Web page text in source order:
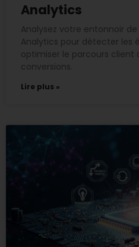
Analytics
Analysez votre entonnoir
Analytics pour détecter les
optimiser le parcours client
conversions.
Lire plus »